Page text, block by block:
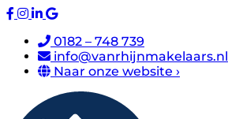
0182 – 748 739
info@vanrhijnmakelaars.nl
Naar onze website ›